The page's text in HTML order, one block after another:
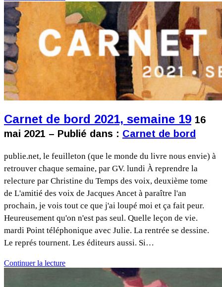
Carnet de bord 2021, semaine 19 16
mai 2021 – Publié dans : Carnet de bord
publie.net, le feuilleton (que le monde du livre nous envie) à
retrouver chaque semaine, par GV. lundi À reprendre la
relecture par Christine du Temps des voix, deuxième tome
de L'amitié des voix de Jacques Ancet à paraître l'an
prochain, je vois tout ce que j'ai loupé moi et ça fait peur.
Heureusement qu'on n'est pas seul. Quelle leçon de vie.
mardi Point téléphonique avec Julie. La rentrée se dessine.
Le représ tournent. Les éditeurs aussi. Si…
Continuer la lecture